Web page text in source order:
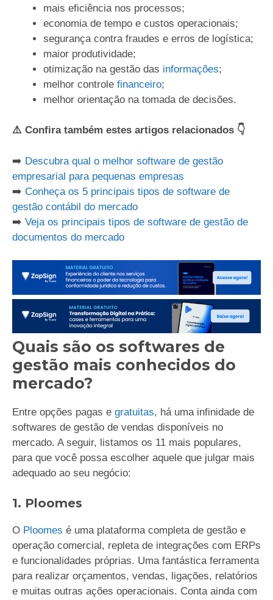
mais eficiência nos processos;
economia de tempo e custos operacionais;
segurança contra fraudes e erros de logística;
maior produtividade;
otimização na gestão das informações;
melhor controle financeiro;
melhor orientação na tomada de decisões.
⚠️ Confira também estes artigos relacionados 👇
➡️ Descubra qual o melhor software de gestão
empresarial para pequenas empresas
➡️ Conheça os 5 principais tipos de software de
gestão contábil do mercado
➡️ Veja os principais tipos de software de gestão de
documentos do mercado
Quais são os softwares de
gestão mais conhecidos do
mercado?
Entre opções pagas e gratuitas, há uma infinidade de
softwares de gestão de vendas disponíveis no
mercado. A seguir, listamos os 11 mais populares,
para que você possa escolher aquele que julgar mais
adequado ao seu negócio:
1. Ploomes
O Ploomes é uma plataforma completa de gestão e
operação comercial, repleta de integrações com ERPs
e funcionalidades próprias. Uma fantástica ferramenta
para realizar orçamentos, vendas, ligações, relatórios
e muitas outras ações operacionais. Conta ainda com